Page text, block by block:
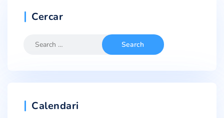
Cercar
Calendari